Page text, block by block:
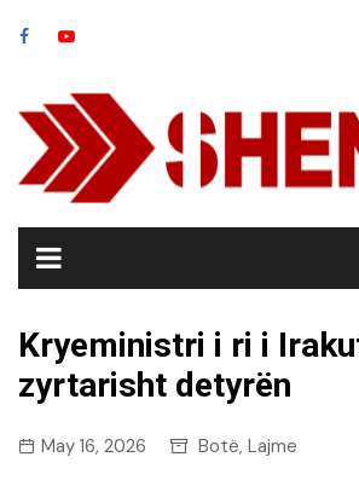
Kryeministri i ri i
zyrtarisht detyrën
May 16, 2026 Botë, Lajme